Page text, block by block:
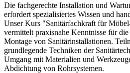
Die fachgerechte Installation und
erfordert spezialisiertes Wissen und
Unser Kurs "Sanitärfachkraft für
vermittelt praxisnahe Kenntnisse für
Montage von Sanitärinstallationen.
grundlegende Techniken der
Umgang mit Materialien und
Abdichtung von Rohrsystemen.